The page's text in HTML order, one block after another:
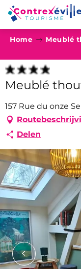
Aller
au
contenu
principal
Home Meublé
Meublé
157 Rue du onze
Delen